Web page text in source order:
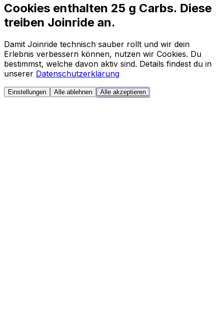
Cookies enthalten 25 g Carbs. Diese
treiben Joinride an.
Damit Joinride technisch sauber rollt und wir dein
Erlebnis verbessern können, nutzen wir Cookies. Du
bestimmst, welche davon aktiv sind. Details findest du in
unserer Datenschutzerklärung
Einstellungen Alle ablehnen Alle akzeptieren